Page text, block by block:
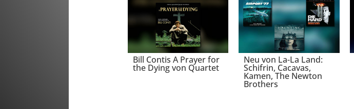
Bill Contis A Prayer for
the Dying von Quartet
Neu von La-La Land:
Schifrin, Cacavas,
Kamen, The Newton
Brothers